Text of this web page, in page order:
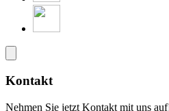
Kontakt
Nehmen Sie jetzt Kontakt mit uns